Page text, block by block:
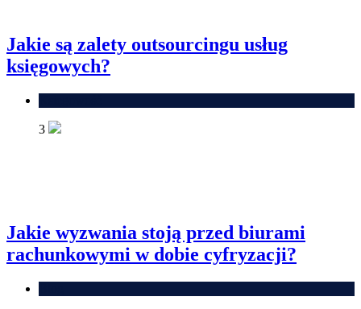
Jakie są zalety outsourcingu usług
księgowych?
3
Jakie wyzwania stoją przed biurami
rachunkowymi w dobie cyfryzacji?